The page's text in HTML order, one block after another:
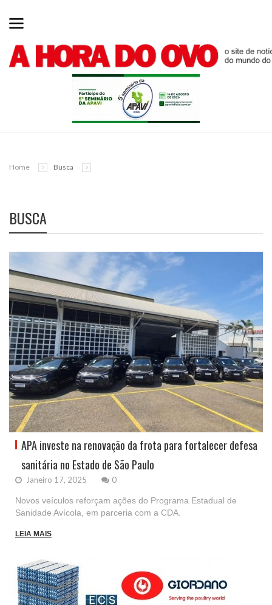
Home Busca
BUSCA
APA investe na renovação da frota para fortalecer defesa
sanitária no Estado de São Paulo
Janeiro 17, 2025 0
Novos veículos reforçam ações do Programa Estadual de
Sanidade Avícola, em parceria com a CDA.
LEIA MAIS